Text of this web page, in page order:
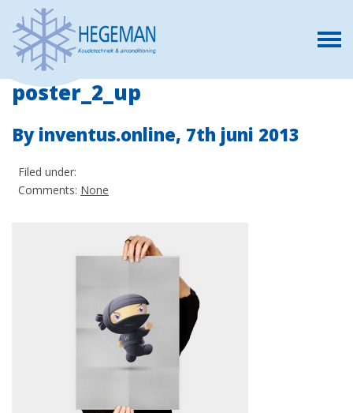
poster_2_up
By inventus.online, 7th juni 2013
Filed under:
Comments: None